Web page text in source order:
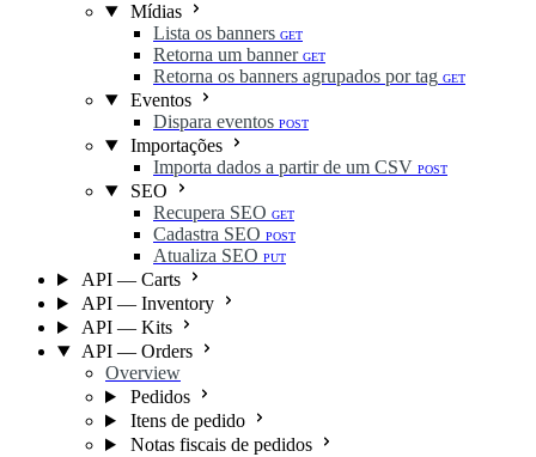
Mídias
Lista os banners GET
Retorna um banner GET
Retorna os banners agrupados por tag GET
Eventos
Dispara eventos POST
Importações
Importa dados a partir de um CSV POST
SEO
Recupera SEO GET
Cadastra SEO POST
Atualiza SEO PUT
API — Carts
API — Inventory
API — Kits
API — Orders
Overview
Pedidos
Itens de pedido
Notas fiscais de pedidos